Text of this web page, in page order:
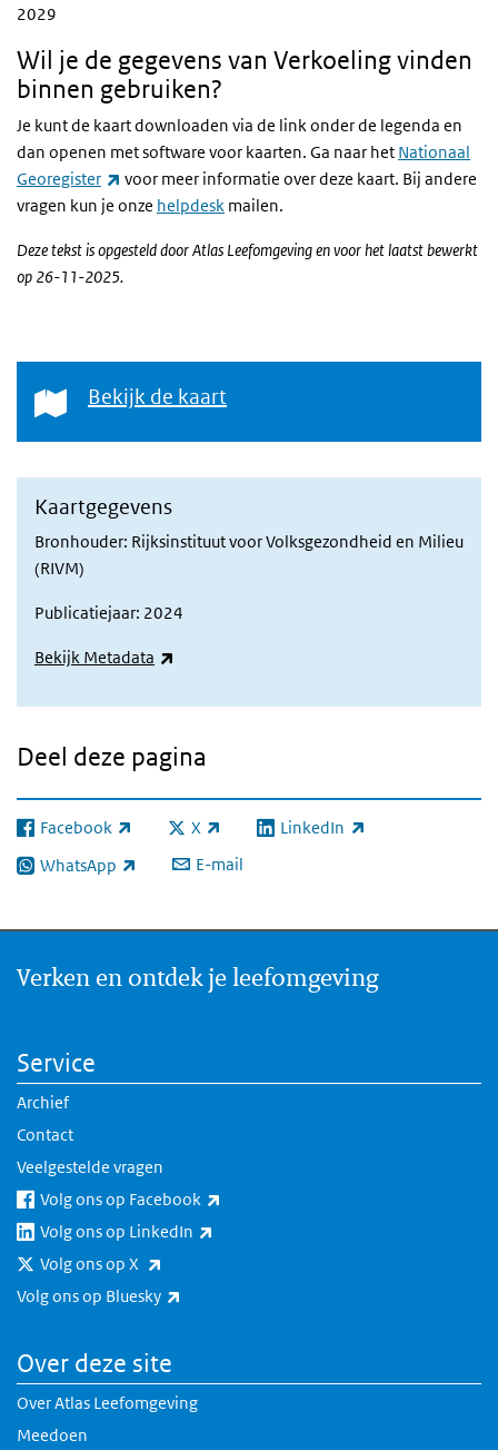
2029
Wil je de gegevens van Verkoeling vinden
binnen gebruiken?
Je kunt de kaart downloaden via de link onder de legenda en
dan openen met software voor kaarten. Ga naar het Nationaal
Georegister
(externe link)
voor meer informatie over deze kaart. Bij andere
vragen kun je onze helpdesk mailen.
Deze tekst is opgesteld door Atlas Leefomgeving en voor het laatst bewerkt
op 26-11-2025.
Bekijk de kaart
Bekijk de kaart
Kaartgegevens
Bronhouder: Rijksinstituut voor Volksgezondheid en Milieu
(RIVM)
Publicatiejaar: 2024
Bekijk Metadata
Deel deze pagina
Facebook
(externe link) X
(externe link) LinkedIn
(externe link)
WhatsApp
(externe link) E-mail
Verken en ontdek je leefomgeving
Service
Archief
Contact
Veelgestelde vragen
Volg ons op Facebook
Volg ons op LinkedIn
Volg ons op X
Volg ons op Bluesky
Over deze site
Over Atlas Leefomgeving
Meedoen